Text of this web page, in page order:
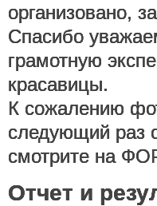
организовано,
Спасибо
грамотную
красавицы.
К сожалению
следующий раз
смотрите на
Отчет и